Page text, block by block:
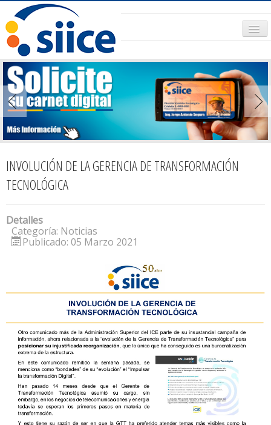
SOBRE SIICE
COMUNICADOS
AFÍLIESE
CONTACTO
INVOLUCIÓN DE LA GERENCIA DE TRANSFORMACIÓN
TECNOLÓGICA
Detalles
Categoría: Noticias
Publicado: 05 Marzo 2021